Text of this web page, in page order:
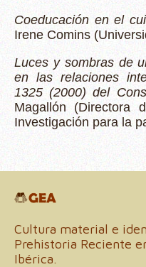
Coeducación en el
Irene Comins
Luces y sombras de
en las relaciones
1325 (2000) del
Magallón (Directora
Investigación para la
Cultura material e
Prehistoria Reciente
Ibérica.